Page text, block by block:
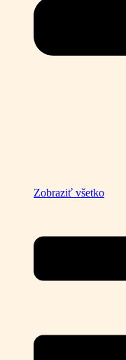
Zobraziť všetko